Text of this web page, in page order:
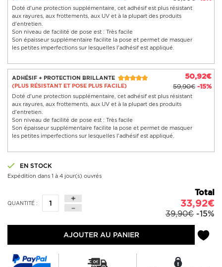
Doté d'une protection supplémentaire, cet adhésif est plus résistant
aux rayures, aux frottements, aux UV et à la plupart des produits
d'entretien.
Son niveau de facilité de pose est : Très facile
Son épaisseur supplémentaire facilite la pose et permet de masquer
les petites imperfections sur lesquelles l'adhésif est appliqué.
ADHÉSIF + PROTECTION BRILLANTE
(PLUS RÉSISTANT ET POSE PLUS FACILE)
50,92€
59,90€ -15%
Doté d'une protection supplémentaire, cet adhésif est plus résistant
aux rayures, aux frottements, aux UV et à la plupart des produits
d'entretien.
Son niveau de facilité de pose est : Très facile
Son épaisseur supplémentaire facilite la pose et permet de masquer
les petites imperfections sur lesquelles l'adhésif est appliqué.
EN STOCK
Expédition dans 1 à 4 jour(s) ouvrés
QUANTITÉ :
Total
33,92€
39,90€ -15%
AJOUTER AU PANIER